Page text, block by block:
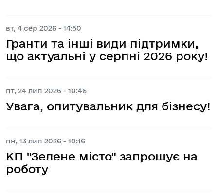
вт, 4 сер 2026 - 14:50
Гранти та інші види підтримки,
що актуальні у серпні 2026 року!
пт, 24 лип 2026 - 10:46
Увага, опитувальник для бізнесу!
пн, 13 лип 2026 - 10:16
КП "Зелене місто" запрошує на
роботу